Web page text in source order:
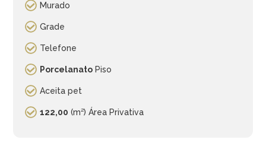
Murado
Grade
Telefone
Porcelanato Piso
Aceita pet
122,00 (m²) Área Privativa